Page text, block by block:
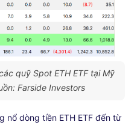
quỹ Spot ETH ETF tại Mỹ
Farside Investors
nổ dòng tiền ETH ETF đến từ